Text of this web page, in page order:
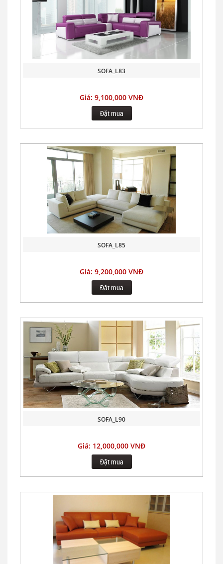
SOFA_L83
Giá: 9,100,000 VNĐ
Đặt mua
SOFA_L85
Giá: 9,200,000 VNĐ
Đặt mua
SOFA_L90
Giá: 12,000,000 VNĐ
Đặt mua